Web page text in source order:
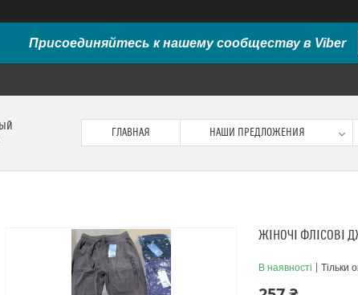
Присоединяйтесь к нашему сообществу в Viber
ГЛАВНАЯ НАШИ ПРЕДЛОЖЕНИЯ
ЖІНОЧІ ФЛІСОВІ
В наявності Тільки